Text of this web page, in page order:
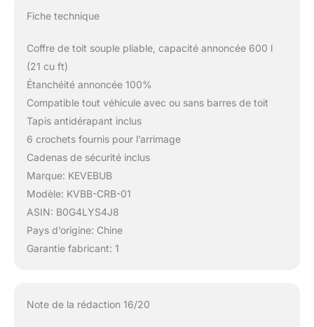
Fiche technique
Coffre de toit souple pliable, capacité annoncée 600 l
(21 cu ft)
Étanchéité annoncée 100%
Compatible tout véhicule avec ou sans barres de toit
Tapis antidérapant inclus
6 crochets fournis pour l’arrimage
Cadenas de sécurité inclus
Marque: KEVEBUB
Modèle: KVBB-CRB-01
ASIN: B0G4LYS4J8
Pays d’origine: Chine
Garantie fabricant: 1
Note de la rédaction 16/20